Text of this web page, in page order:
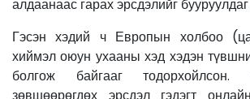
алдаанаас гарах эрсдэлийг
Гэсэн хэдий ч Европын холбоо
хиймэл оюун ухааны хэд хэдэн
болгож байгааг тодорхойлсон.